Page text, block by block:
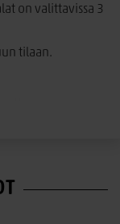
on valittavissa 3
tilaan.
Lankut
tuotteen